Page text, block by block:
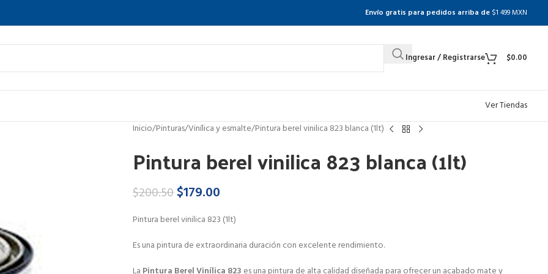
Envío gratis para pedidos arriba de $1 499 MXN
Ingresar / Registrarse $0.00
Ver Tiendas
Inicio Pinturas Vinílica y esmalte Pintura berel vinilica 823 blanca (1lt)
Pintura berel vinilica 823 blanca (1lt)
$200.50$179.00
Pintura berel vinilica 823 (1lt)
Es una pintura de extraordinaria duración con excelente rendimiento.